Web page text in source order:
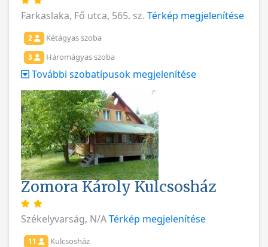
Farkaslaka, Fő utca, 565. sz. Térkép megjelenítése
2 Kétágyas szoba
3 Háromágyas szoba
További szobatípusok megjelenítése
Zomora Károly Kulcsosház
Székelyvarság, N/ATérkép megjelenítése
11 Kulcsosház